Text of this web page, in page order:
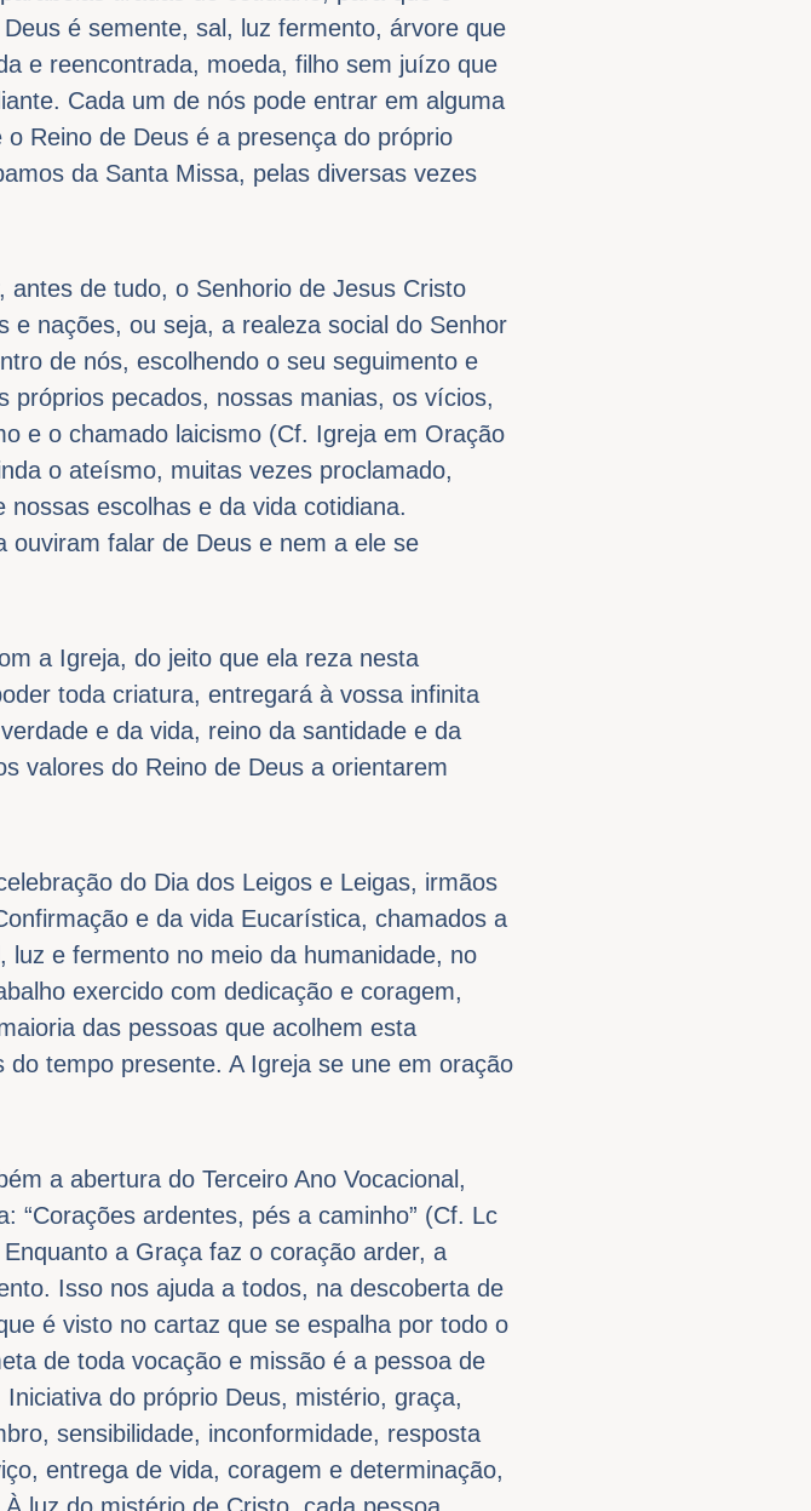
é semente, sal, luz fermento, árvore que
e reencontrada, moeda, filho sem juízo que
Cada um de nós pode entrar em alguma
Reino de Deus é a presença do próprio
da Santa Missa, pelas diversas vezes
antes de tudo, o Senhorio de Jesus Cristo
nações, ou seja, a realeza social do Senhor
de nós, escolhendo o seu seguimento e
próprios pecados, nossas manias, os vícios,
e o chamado laicismo (Cf. Igreja em Oração
o ateísmo, muitas vezes proclamado,
escolhas e da vida cotidiana.
ouviram falar de Deus e nem a ele se
a Igreja, do jeito que ela reza nesta
toda criatura, entregará à vossa infinita
e da vida, reino da santidade e da
valores do Reino de Deus a orientarem
do Dia dos Leigos e Leigas, irmãos
e da vida Eucarística, chamados a
e fermento no meio da humanidade, no
exercido com dedicação e coragem,
das pessoas que acolhem esta
tempo presente. A Igreja se une em oração
a abertura do Terceiro Ano Vocacional,
“Corações ardentes, pés a caminho” (Cf. Lc
a Graça faz o coração arder, a
Isso nos ajuda a todos, na descoberta de
é visto no cartaz que se espalha por todo o
de toda vocação e missão é a pessoa de
do próprio Deus, mistério, graça,
sensibilidade, inconformidade, resposta
entrega de vida, coragem e determinação,